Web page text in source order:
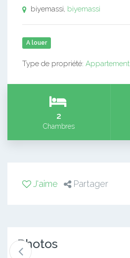
biyemassi, biyemassi
A louer
Type de propriété: Appartement
2
Chambres
J'aime Partager
Photos